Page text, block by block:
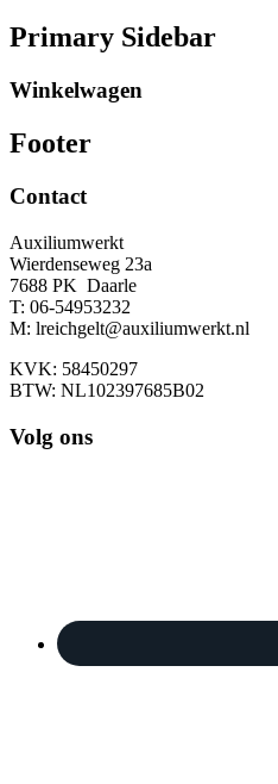
Primary Sidebar
Winkelwagen
Footer
Contact
Auxiliumwerkt
Wierdenseweg 23a
7688 PK Daarle
T: 06-54953232
M: lreichgelt@auxiliumwerkt.nl
KVK: 58450297
BTW: NL102397685B02
Volg ons